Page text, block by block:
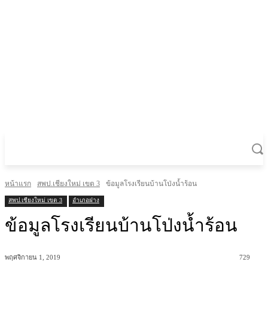
หน้าแรก สพป.เชียงใหม่ เขต 3 ข้อมูลโรงเรียนบ้านโป่งน้ำร้อน
สพป.เชียงใหม่ เขต 3 อำเภอฝาง
ข้อมูลโรงเรียนบ้านโป่งน้ำร้อน
พฤศจิกายน 1, 2019 729